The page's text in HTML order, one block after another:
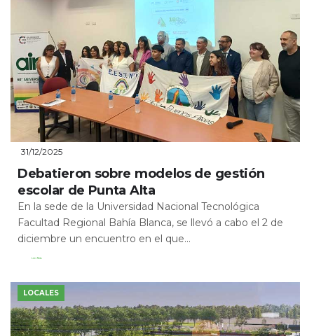
31/12/2025
Debatieron sobre modelos de gestión
escolar de Punta Alta
En la sede de la Universidad Nacional Tecnológica
Facultad Regional Bahía Blanca, se llevó a cabo el 2 de
diciembre un encuentro en el que...
Leer Más
LOCALES